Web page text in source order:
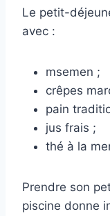
Le petit-
avec :
msemen ;
crêpes
pain
jus frais ;
thé à la
Prendre son
piscine donne